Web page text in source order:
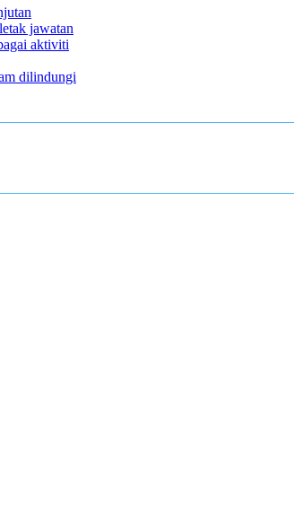
jawatan
aktiviti
dilindungi